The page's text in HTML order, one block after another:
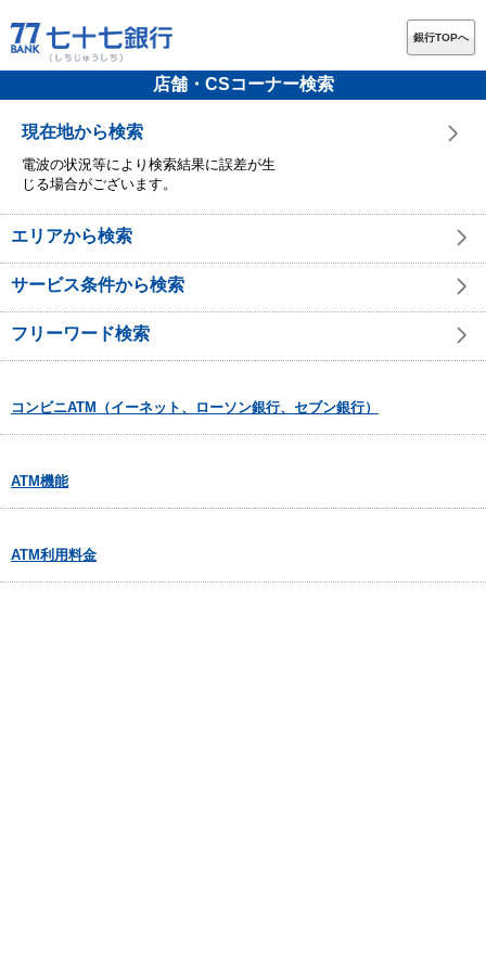
銀行TOPへ
店舗・CSコーナー検索
現在地から検索
電波の状況等により検索結果に誤差が生
じる場合がございます。
エリアから検索
サービス条件から検索
フリーワード検索
コンビニATM（イーネット、ローソン銀行、セブン銀行）
ATM機能
ATM利用料金